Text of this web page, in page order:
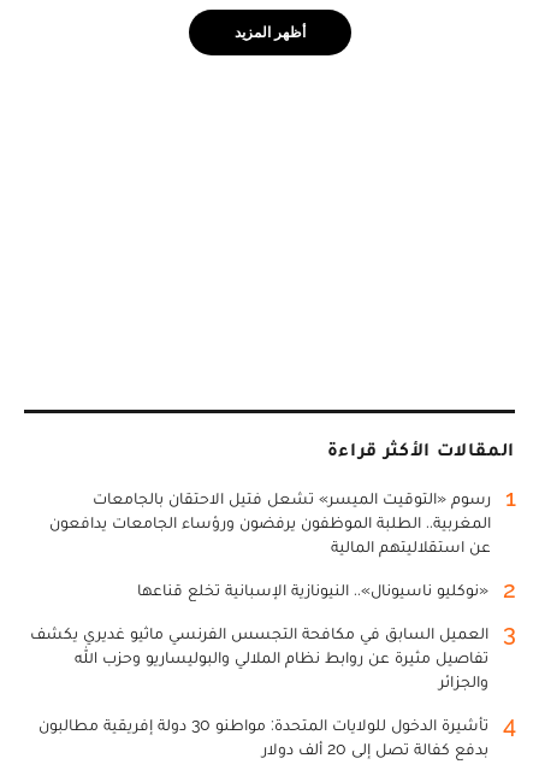
أظهر المزيد
المقالات الأكثر قراءة
1
رسوم «التوقيت الميسر» تشعل فتيل الاحتقان بالجامعات
المغربية.. الطلبة الموظفون يرفضون ورؤساء الجامعات يدافعون
عن استقلاليتهم المالية
2 «نوكليو ناسيونال».. النيونازية الإسبانية تخلع قناعها
3
العميل السابق في مكافحة التجسس الفرنسي ماثيو غديري يكشف
تفاصيل مثيرة عن روابط نظام الملالي والبوليساريو وحزب الله
والجزائر
4
تأشيرة الدخول للولايات المتحدة: مواطنو 30 دولة إفريقية مطالبون
بدفع كفالة تصل إلى 20 ألف دولار